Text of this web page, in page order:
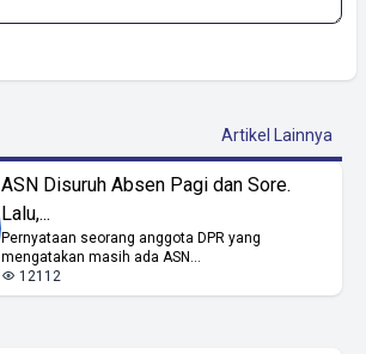
Artikel Lainnya
ASN Disuruh Absen Pagi dan Sore.
Lalu,...
Pernyataan seorang anggota DPR yang
mengatakan masih ada ASN...
12112